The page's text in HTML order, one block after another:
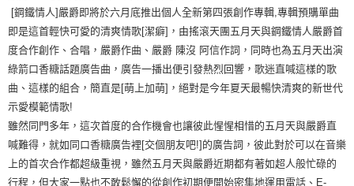
[鋼鐵情人]嚴爵即將於六月底推出個人全新第四張創作專輯,專輯預購單曲
即是這首輕快可愛的清爽情歌[潔癖]，由搖滾天團五月天與鋼鐵情人嚴爵首
度合作創作、合唱，嚴爵作曲、嚴爵 陳沒 阿信作詞，同時也為五月天出演
綠箭口香糖話題廣告曲，廣告一播出便引發熱烈回響，歌迷直喊這樣的歌
曲、這樣的組合，簡直是[萌上加萌]，絕對是今年夏天最暢快清爽的新世代
示愛模範情歌!
雖然同門多年，這次首度的合作機會也讓彼此惺惺相惜的五月天與嚴爵直
喊難得，就如同口香糖廣告裡[交個朋友吧!]的廣告詞，彼此對於可以在音樂
上的首次合作都超級重視，雖然五月天與嚴爵近期都有著如超人般忙碌的
行程，但大家一點也不敢鬆懈的從創作初期便開始密集地運用電話、E-